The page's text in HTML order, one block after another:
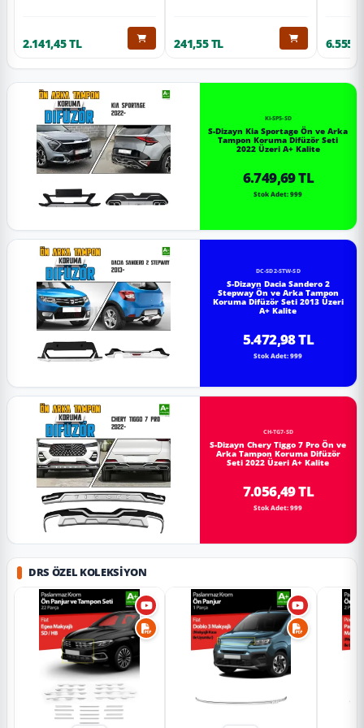
2.141,45 TL 241,55 TL
KI-SP5-SD
S-Dizayn Kia Sportage Ön ve Arka
Tampon Koruma Difüzör Seti
2022 Üzeri A+ Kalite
6.749,69 TL
Stok Adet: 999
DC-SD2-STW-SD
S-Dizayn Dacia Sandero 2
Stepway Ön ve Arka Tampon
Koruma Difüzör Seti 2013 Üzeri
A+ Kalite
5.472,98 TL
Stok Adet: 999
CH-TG7-SD
S-Dizayn Chery Tiggo 7 Pro Ön ve
Arka Tampon Koruma Difüzör
Seti 2022 Üzeri A+ Kalite
7.056,49 TL
Stok Adet: 999
DRS ÖZEL KOLEKSIYON